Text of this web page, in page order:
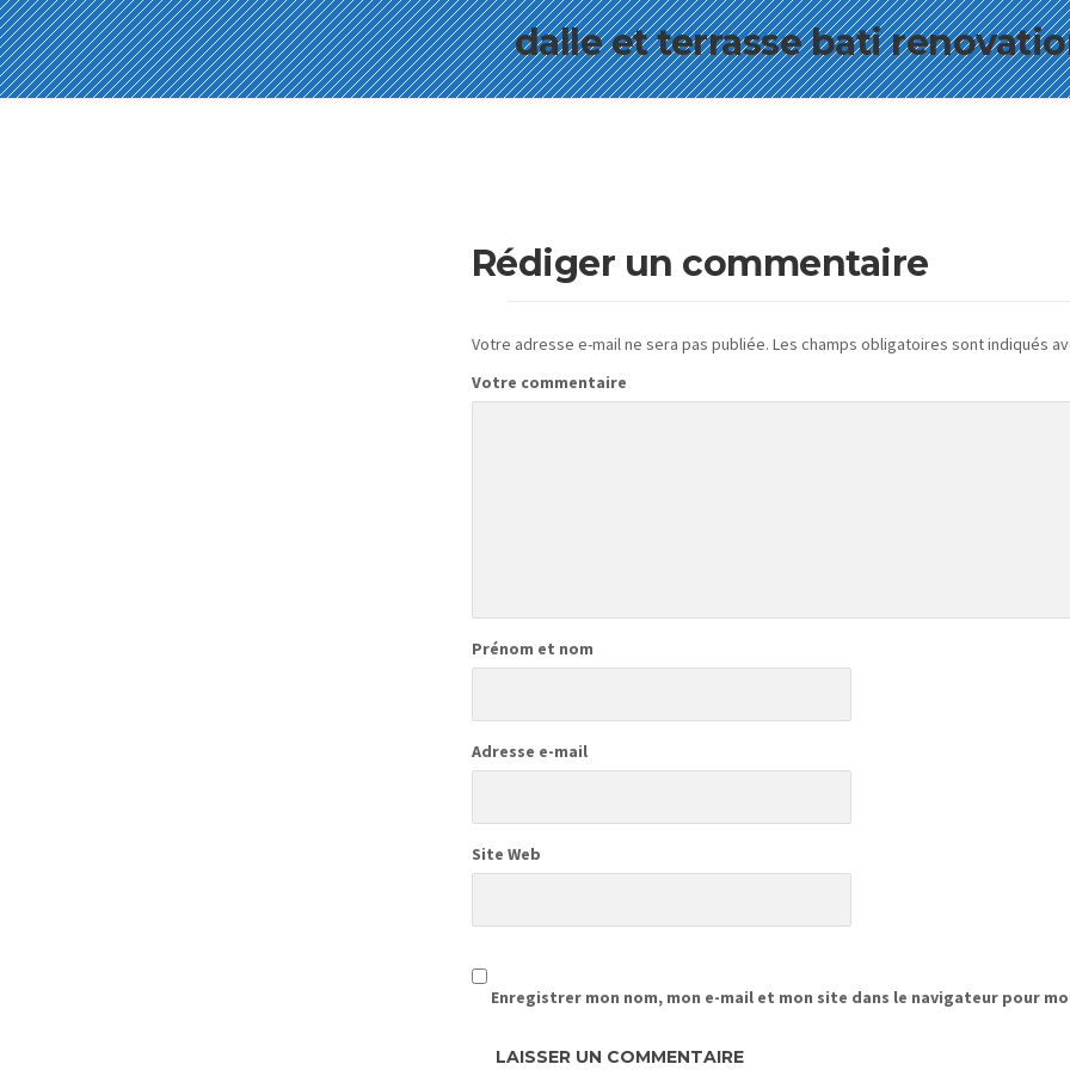
dalle et terrasse bati
Rédiger un commentaire
Votre adresse e-mail ne sera pas publiée. Les champs obligatoires sont indiqués
Votre commentaire
Prénom et nom
Adresse e-mail
Site Web
Enregistrer mon nom, mon e-mail et mon site dans le navigateur pour